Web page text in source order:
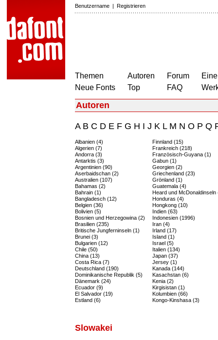
Benutzername | Registrieren
Themen
Neue Fonts
Autoren
Top
Forum
FAQ
Autoren
AB C D E F G H I J K LM N O P Q
Albanien (4)
Algerien (7)
Andorra (3)
Antarktis (3)
Argentinien (90)
Aserbaidschan (2)
Australien (107)
Bahamas (2)
Bahrain (1)
Bangladesch (12)
Belgien (36)
Bolivien (5)
Bosnien und Herzegowina (2)
Brasilien (235)
Britische Jungferninseln (1)
Brunei (3)
Bulgarien (12)
Chile (50)
China (13)
Costa Rica (7)
Deutschland (190)
Dominikanische Republik (5)
Dänemark (24)
Ecuador (9)
El Salvador (19)
Estland (6)
Finnland (15)
Frankreich (218)
Französisch-Guyana (1)
Gabun (1)
Georgien (2)
Griechenland (23)
Grönland (1)
Guatemala (4)
Heard und McDonaldinseln
Honduras (4)
Hongkong (10)
Indien (63)
Indonesien (1996)
Iran (4)
Irland (17)
Island (1)
Israel (5)
Italien (134)
Japan (37)
Jersey (1)
Kanada (144)
Kasachstan (6)
Kenia (2)
Kirgisistan (1)
Kolumbien (66)
Kongo-Kinshasa (3)
Slowakei